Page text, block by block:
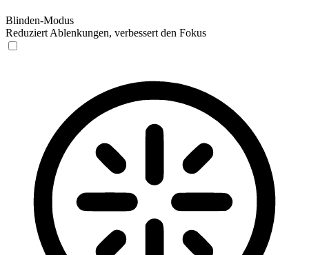
Blinden-Modus
Reduziert Ablenkungen, verbessert den Fokus